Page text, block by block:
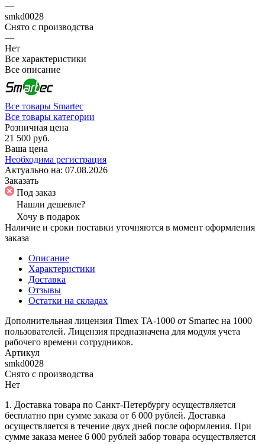
—
smkd0028
Снято с производства
—
Нет
Все характеристики
Все описание
Все товары Smartec
Все товары категории
Розничная цена
21 500 руб.
Ваша цена
Необходима регистрация
Актуально на: 07.08.2026
Заказать
Под заказ
Нашли дешевле?
Хочу в подарок
Наличие и сроки поставки уточняются в момент оформления
заказа
Описание
Характеристики
Доставка
Отзывы
Остатки на складах
Дополнительная лицензия Timex TA-1000 от Smartec на 1000
пользователей. Лицензия предназначена для модуля учета
рабочего времени сотрудников.
Артикул
smkd0028
Снято с производства
Нет
1. Доставка товара по Санкт-Петербургу осуществляется
бесплатно при сумме заказа от 6 000 рублей. Доставка
осуществляется в течение двух дней после оформления. При
сумме заказа менее 6 000 рублей забор товара осуществляется